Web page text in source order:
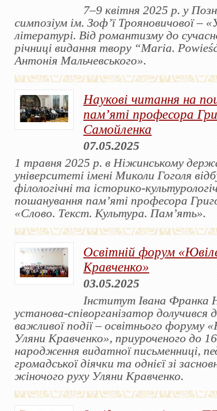
7–9 квітня 2025 р. у
симпозіум ім. Зоф’ї Трояновичової –
літературі. Від романтизму до
річниці видання твору “Maria.
Антонія Мальчевського».
Наукові читання на
пам’яті професора
Самойленка
07.05.2025
1 травня 2025 р. в Ніжинському
університеті імені Миколи Гоголя
філологічні та історико-
пошанування пам’яті професора
«Слово. Текст. Культура. Пам’ять».
Освітній форум
Кравченко»
03.05.2025
Інститут Івана Франка
установа-співорганізатор долучився
важливої події – освітнього форуму
Уляни Кравченко», приуроченого до
народження видатної письменниці,
громадської діячки та однієї зі
жіночого руху Уляни Кравченко.